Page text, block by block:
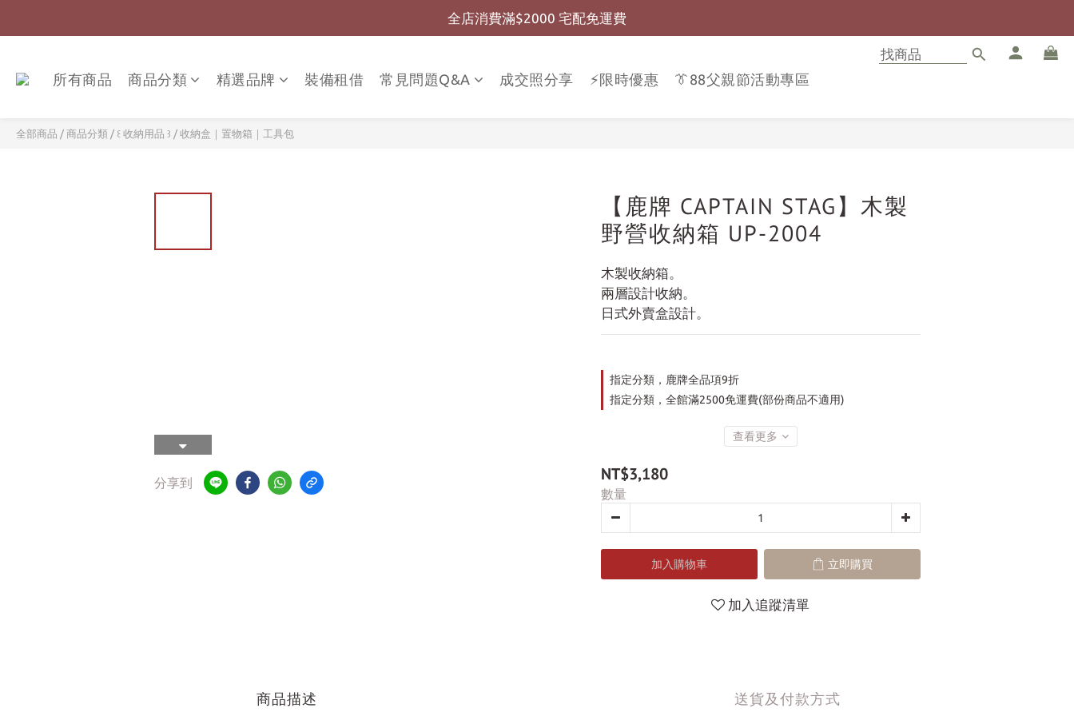
全店消費滿$999 超商免運費
全店消費滿$2000 宅配免運費
所有商品 商品分類 精選品牌 裝備租借 常見問題Q&A 成交照分享 ⚡限時優惠 👔88父親節活動專區
全部商品 / 商品分類 / ꒰ 收納用品 ꒱ / 收納盒｜置物箱｜工具包
分享到
【鹿牌 CAPTAIN STAG】木製
野營收納箱 UP-2004
木製收納箱。
兩層設計收納。
日式外賣盒設計。
指定分類，鹿牌全品項9折
指定分類，全館滿2500免運費(部份商品不適用)
查看更多
NT$3,180
數量
加入購物車 立即購買
加入追蹤清單
商品描述 送貨及付款方式